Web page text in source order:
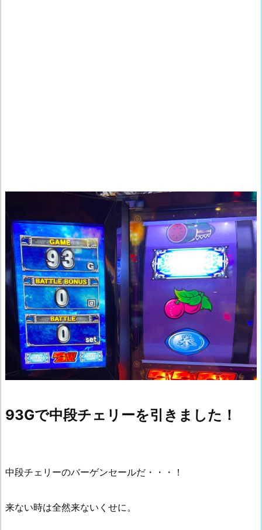
93Gで中段チェリーを引きました！
中段チェリーのバーゲンセールだ・・・！
来ない時は全然来ないくせに。